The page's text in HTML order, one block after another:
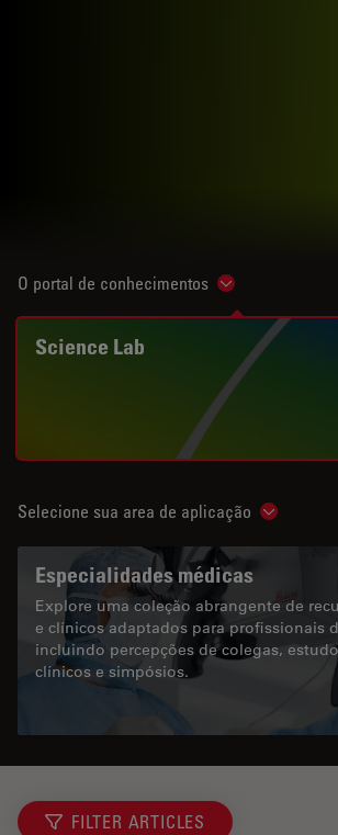
O portal de conhecimentos Show
Science Lab
Selecione sua area de aplicação Show
Especialidades médicas
Explore uma coleção abrangente de
e clínicos adaptados para profissionais
incluindo percepções de colegas,
clínicos e simpósios.
FILTER ARTICLES